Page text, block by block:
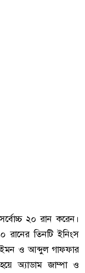
২০ রান করেন।
তিনটি ইনিংস
ও আব্দুল গাফফার
অ্যাডাম জাম্পা ও